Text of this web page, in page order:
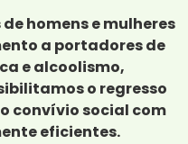
homens e mulheres
a portadores de
e alcoolismo,
o regresso
convívio social com
eficientes.